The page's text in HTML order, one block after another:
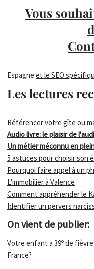
Vous
Espagne et le SEO
Les lectures
Référencer votre gîte ou
Audio livre: le plaisir de
Un métier méconnu en
5 astuces pour choisir son
Pourquoi faire appel à un
L'immobilier à Valence
Comment appréhender le
Identifier un pervers
On vient de publier:
Votre enfant a 39º de
France?